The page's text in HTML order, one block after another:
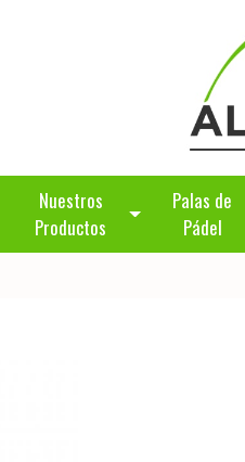
Nuestros
Productos
Palas de
Pádel